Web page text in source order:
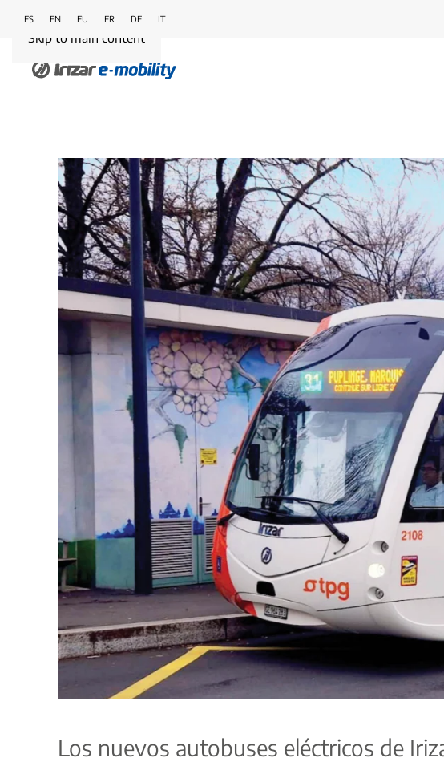
Skip to main content
ES EN EU FR DE IT
Los nuevos autobuses eléctricos de